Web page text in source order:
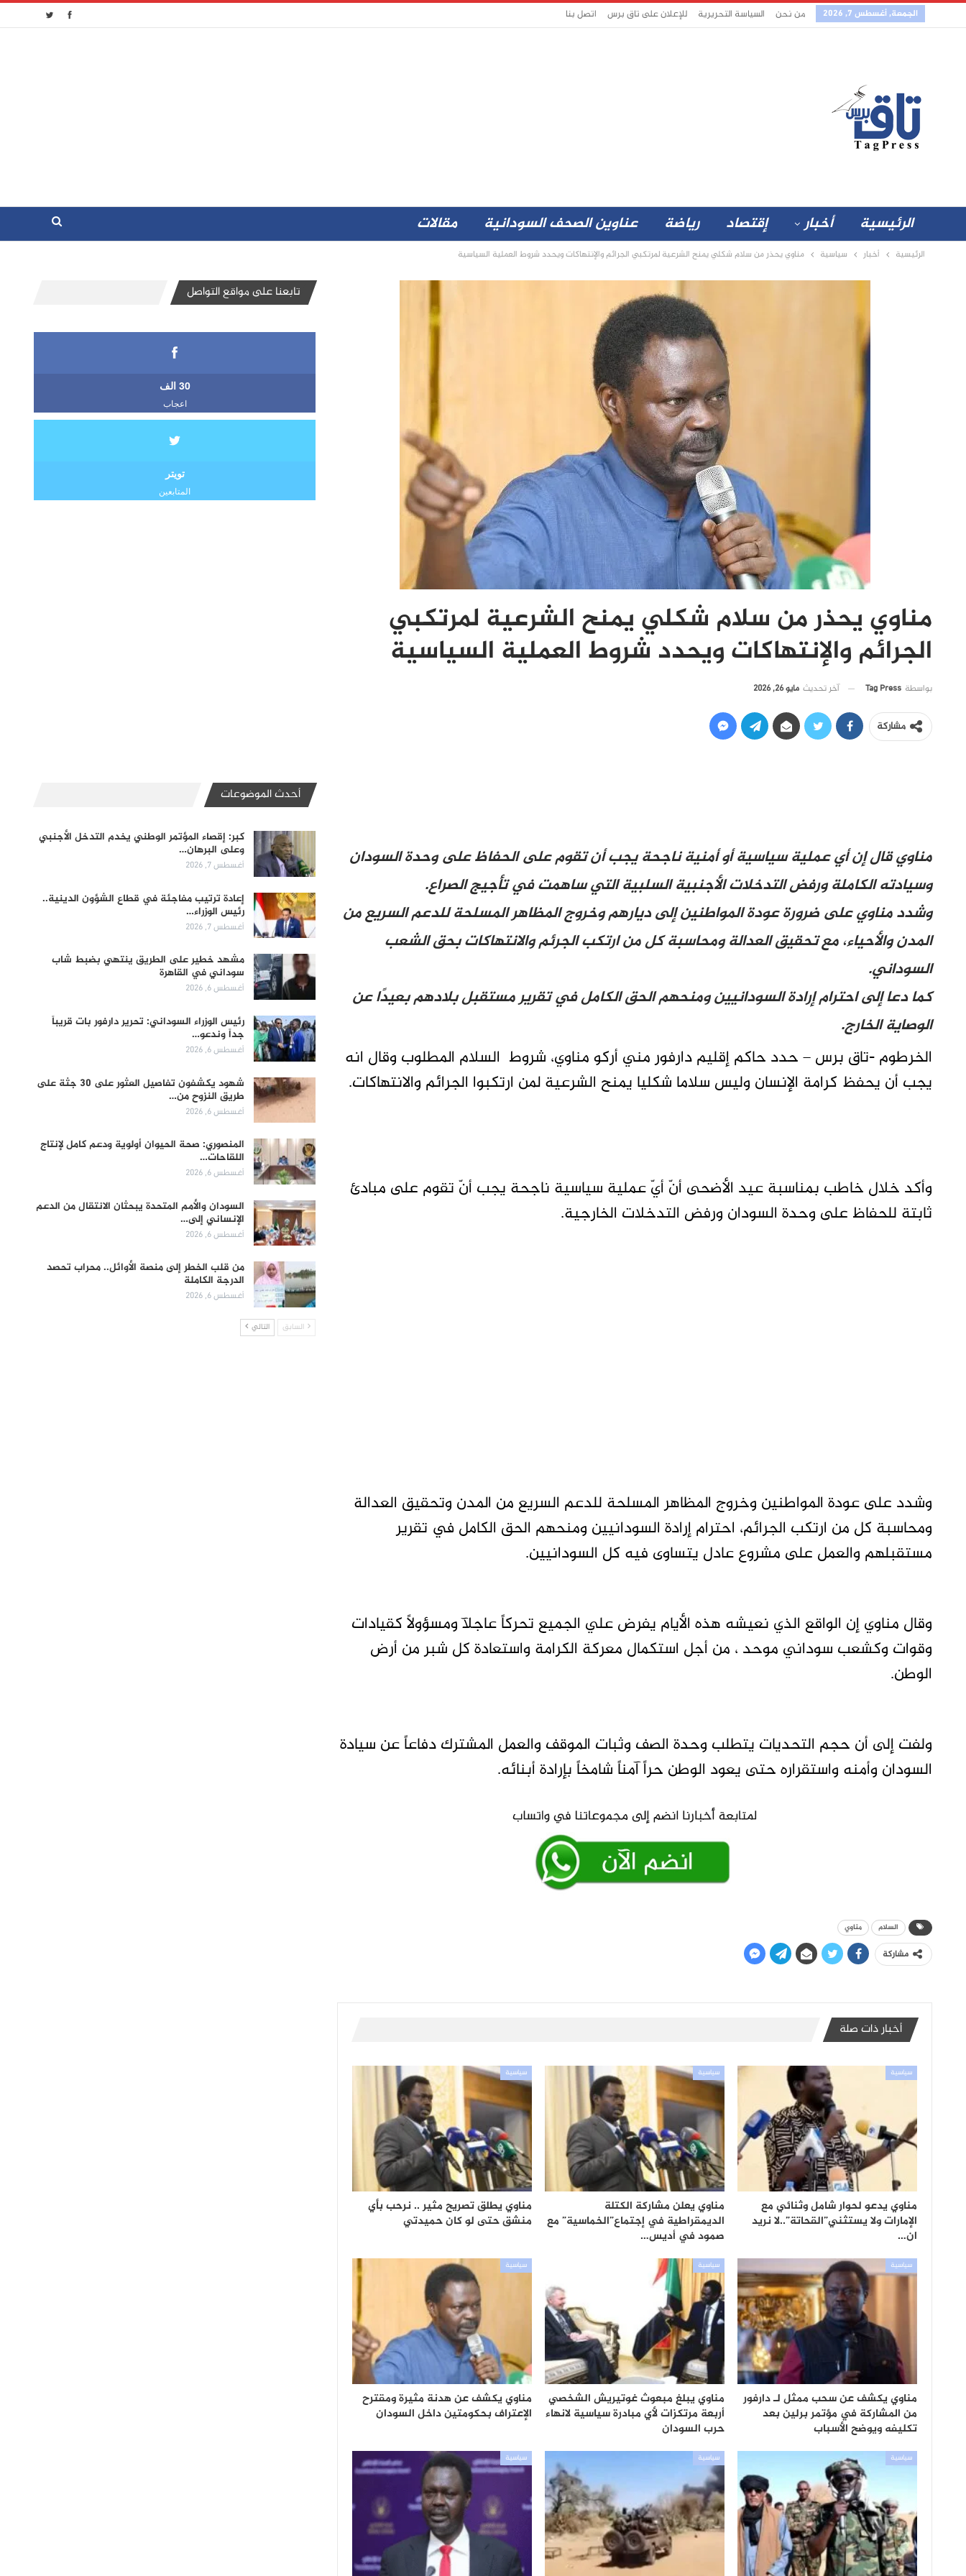
الجمعة, أغسطس 7, 2026 من نحن السياسة التحريرية للإعلان على تاق برس اتصل بنا
الرئيسية أخبار إقتصاد رياضة عناوين الصحف السودانية مقالات
الرئيسية أخبار سياسية مناوي يحذر من سلام شكلي يمنح الشرعية لمرتكبي الجرائم والإنتهاكات ويحدد شروط العملية السياسية
مناوي يحذر من سلام شكلي يمنح الشرعية لمرتكبي
الجرائم والإنتهاكات ويحدد شروط العملية السياسية
بواسطة Tag Press آخر تحديث مايو 26, 2026
مشاركة
مناوي قال إن أي عملية سياسية أو أمنية ناجحة يجب أن تقوم على الحفاظ على وحدة السودان
وسيادته الكاملة ورفض التدخلات الأجنبية السلبية التي ساهمت في تأجيج الصراع.
وشدد مناوي على ضرورة عودة المواطنين إلى ديارهم وخروج المظاهر المسلحة للدعم السريع من
المدن والأحياء، مع تحقيق العدالة ومحاسبة كل من ارتكب الجرئم والانتهاكات بحق الشعب
السوداني.
كما دعا إلى احترام إرادة السودانيين ومنحهم الحق الكامل في تقرير مستقبل بلادهم بعيدًا عن
الوصاية الخارج.
الخرطوم -تاق برس – حدد حاكم إقليم دارفور مني أركو مناوي، شروط السلام المطلوب وقال انه
يجب أن يحفظ كرامة الإنسان وليس سلاما شكليا يمنح الشرعية لمن ارتكبوا الجرائم والانتهاكات.
وأكد خلال خاطب بمناسبة عيد الأضحى أنّ أيّ عملية سياسية ناجحة يجب أنّ تقوم على مبادئ
ثابتة للحفاظ على وحدة السودان ورفض التدخلات الخارجية.
وشدد على عودة المواطنين وخروج المظاهر المسلحة للدعم السريع من المدن وتحقيق العدالة
ومحاسبة كل من ارتكب الجرائم، احترام إرادة السودانيين ومنحهم الحق الكامل في تقرير
مستقبلهم والعمل على مشروع عادل يتساوى فيه كل السودانيين.
وقال مناوي إن الواقع الذي نعيشه هذه الأيام يفرض علي الجميع تحركاً عاجلآ ومسؤولاً كقيادات
وقوات وكشعب سوداني موحد ، من أجل استكمال معركة الكرامة واستعادة كل شبر من أرض
الوطن.
ولفت إلى أن حجم التحديات يتطلب وحدة الصف وثبات الموقف والعمل المشترك دفاعاً عن سيادة
السودان وأمنه واستقراره حتى يعود الوطن حراً آمناً شامخاً بإرادة أبنائه.
السلام مناوي
مشاركة
أخبار ذات صلة
سياسية
مناوي يدعو لحوار شامل وثنائي مع
الإمارات ولا يستثني”القحاتة”..لا نريد
ان…
سياسية
مناوي يعلن مشاركة الكتلة
الديمقراطية في إجتماع”الخماسية” مع
صمود في أديس…
سياسية
مناوي يطلق تصريح مثير .. نرحب بأي
منشق حتى لو كان حميدتي
سياسية
مناوي يكشف عن سحب ممثل لـ دارفور
من المشاركة في مؤتمر برلين بعد
تكليفه ويوضح الأسباب
سياسية
مناوي يبلغ مبعوث غوتيريش الشخصي
أربعة مرتكزات لأي مبادرة سياسية لانهاء
حرب السودان
سياسية
مناوي يكشف عن هدنة مثيرة ومقترح
الإعتراف بحكومتين داخل السودان
سياسية سياسية سياسية
تابعنا على مواقع التواصل
30 الف
اعجاب
تويتر
المتابعين
أحدث الموضوعات
كبر: إقصاء المؤتمر الوطني يخدم التدخل الأجنبي
وعلى البرهان…
أغسطس 7, 2026
إعادة ترتيب مفاجئة في قطاع الشؤون الدينية..
رئيس الوزراء…
أغسطس 7, 2026
مشهد خطير على الطريق ينتهي بضبط شاب
سوداني في القاهرة
أغسطس 6, 2026
رئيس الوزراء السوداني: تحرير دارفور بات قريباً
جداً وندعو…
أغسطس 6, 2026
شهود يكشفون تفاصيل العثور على 30 جثة على
طريق النزوح من…
أغسطس 6, 2026
المنصوري: صحة الحيوان أولوية ودعم كامل لإنتاج
اللقاحات…
أغسطس 6, 2026
السودان والأمم المتحدة يبحثان الانتقال من الدعم
الإنساني إلى…
أغسطس 6, 2026
من قلب الخطر إلى منصة الأوائل.. محراب تحصد
الدرجة الكاملة
أغسطس 6, 2026
السابق التالي